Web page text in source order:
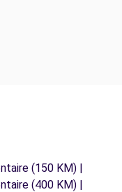
(150 KM) |
(400 KM) |